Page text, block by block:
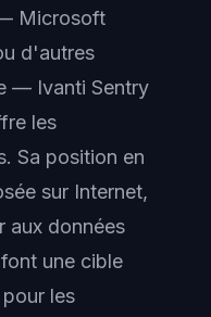
Microsoft
d'autres
— Ivanti Sentry
les
Sa position en
sur Internet,
aux données
une cible
les